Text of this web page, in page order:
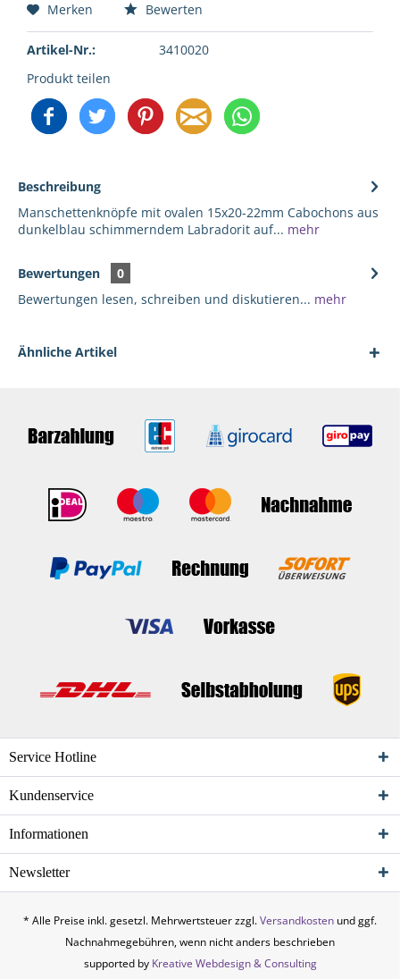
Merken Bewerten
Artikel-Nr.:
3410020
Produkt teilen
Beschreibung
Manschettenknöpfe mit ovalen 15x20-22mm Cabochons aus
dunkelblau schimmerndem Labradorit auf... mehr
Bewertungen
0
Bewertungen lesen, schreiben und diskutieren... mehr
Ähnliche Artikel
Service Hotline
Kundenservice
Informationen
Newsletter
* Alle Preise inkl. gesetzl. Mehrwertsteuer zzgl.Versandkosten und ggf.
Nachnahmegebühren, wenn nicht anders beschrieben
supported by Kreative Webdesign & Consulting